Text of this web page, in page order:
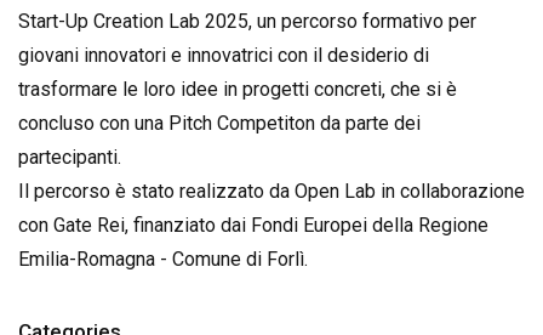
Start-Up Creation Lab 2025, un percorso formativo per
giovani innovatori e innovatrici con il desiderio di
trasformare le loro idee in progetti concreti, che si è
concluso con una Pitch Competiton da parte dei
partecipanti.
Il percorso è stato realizzato da Open Lab in collaborazione
con Gate Rei, finanziato dai Fondi Europei della Regione
Emilia-Romagna - Comune di Forlì.